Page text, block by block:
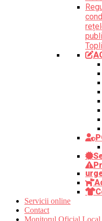
Servicii online
Contact
Monitorul Oficial Local